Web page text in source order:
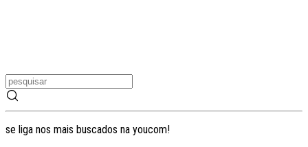
se liga nos mais buscados na youcom!